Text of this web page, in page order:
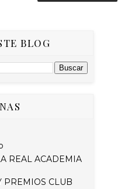
BLOG
REAL ACADEMIA
PREMIOS CLUB